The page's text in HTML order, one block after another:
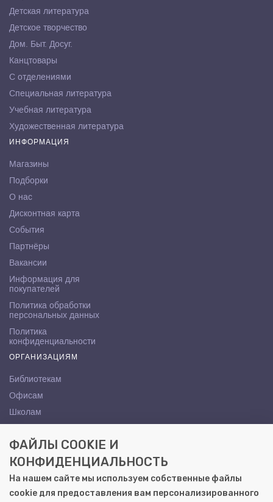
Детская литература
Детское творчество
Дом. Быт. Досуг.
Канцтовары
С отделениями
Специальная литература
Учебная литература
Художественная литература
ИНФОРМАЦИЯ
Магазины
Подборки
О нас
Дисконтная карта
События
Партнёры
Вакансии
Информация для
покупателей
Политика обработки
персональных данных
Политика
конфиденциальности
ОРГАНИЗАЦИЯМ
Библиотекам
Офисам
Школам
КОНТАКТЫ
Саратов, ул. Осипова, 10А
+7 (8452) 72-65-65
gemera@moya-kniga.ru
ФАЙЛЫ COOKIE И
КОНФИДЕНЦИАЛЬНОСТЬ
На нашем сайте мы используем собственные файлы
cookie для предоставления вам персонализированного